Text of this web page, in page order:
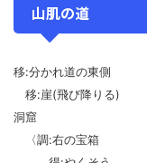
山肌の道
移:分かれ道の東側
移:崖(飛び降りる)
洞窟
〈調:右の宝箱